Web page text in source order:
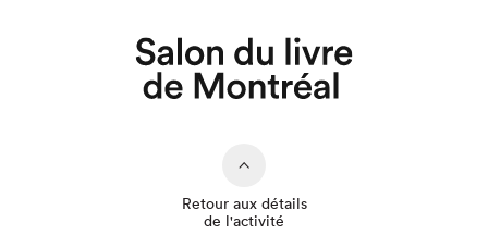
Retour aux détails
de l'activité